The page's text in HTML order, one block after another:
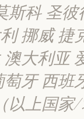
斯科 圣
挪威 捷
大利亚
牙 西班
上国家/